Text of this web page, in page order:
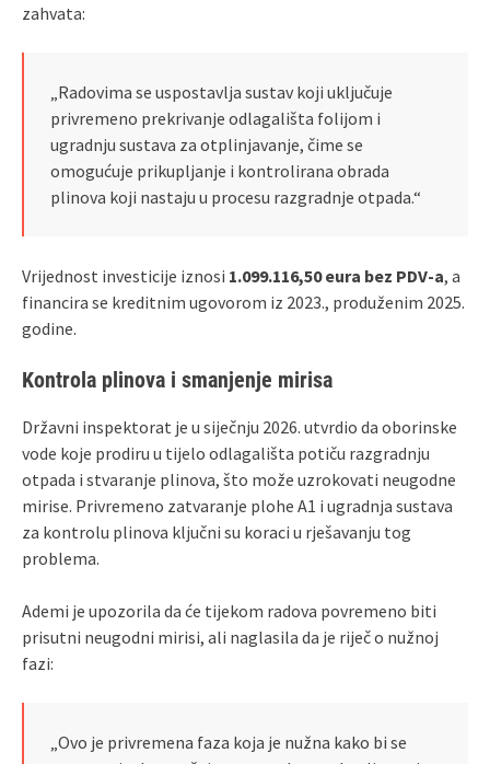
zahvata:
„Radovima se uspostavlja sustav koji uključuje
privremeno prekrivanje odlagališta folijom i
ugradnju sustava za otplinjavanje, čime se
omogućuje prikupljanje i kontrolirana obrada
plinova koji nastaju u procesu razgradnje otpada.“
Vrijednost investicije iznosi 1.099.116,50 eura bez PDV‑a, a
financira se kreditnim ugovorom iz 2023., produženim 2025.
godine.
Kontrola plinova i smanjenje mirisa
Državni inspektorat je u siječnju 2026. utvrdio da oborinske
vode koje prodiru u tijelo odlagališta potiču razgradnju
otpada i stvaranje plinova, što može uzrokovati neugodne
mirise. Privremeno zatvaranje plohe A1 i ugradnja sustava
za kontrolu plinova ključni su koraci u rješavanju tog
problema.
Ademi je upozorila da će tijekom radova povremeno biti
prisutni neugodni mirisi, ali naglasila da je riječ o nužnoj
fazi:
„Ovo je privremena faza koja je nužna kako bi se